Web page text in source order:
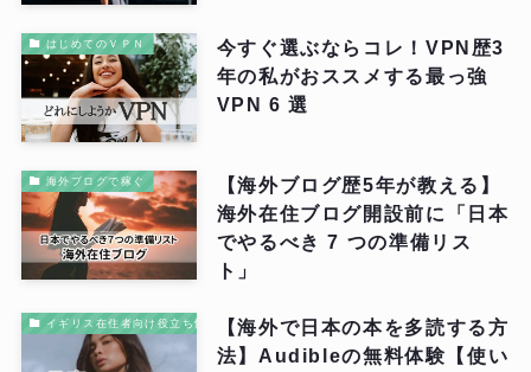
はじめてのＶＰＮ
今すぐ選ぶならコレ！VPN歴3
年の私がおススメする最っ強
VPN 6 選
海外ブログで稼ぐ
【海外ブログ歴5年が教える】
海外在住ブログ開設前に「日本
でやるべき 7 つの準備リス
ト」
イギリス在住者向け役立ち情報
【海外で日本の本を多読する方
法】Audibleの無料体験【使い